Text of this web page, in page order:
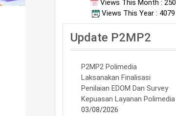
Views This Month : 250
Views This Year : 4079
Update P2MP2
P2MP2 Polimedia
Laksanakan Finalisasi
Penilaian EDOM Dan Survey
Kepuasan Layanan Polimedia
03/08/2026